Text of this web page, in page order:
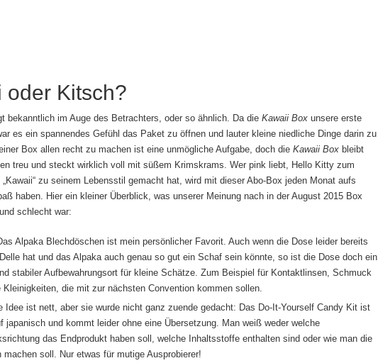
oder Kitsch?
bekanntlich im Auge des Betrachters, oder so ähnlich. Da die Kawaii Boxunsere erste
es ein spannendes Gefühl das Paket zu öffnen und lauter kleine niedliche Dinge darin zu
Box allen recht zu machen ist eine unmögliche Aufgabe, doch die Kawaii Boxbleibt
treu und steckt wirklich voll mit süßem Krimskrams. Wer pink liebt, Hello Kitty zum
„Kawaii“ zu seinem Lebensstil gemacht hat, wird mit dieser Abo-Box jeden Monat aufs
haben. Hier ein kleiner Überblick, was unserer Meinung nach in der August 2015 Box
schlecht war:
Alpaka Blechdöschen ist mein persönlicher Favorit. Auch wenn die Dose leider bereits
hat und das Alpaka auch genau so gut ein Schaf sein könnte, so ist die Dose doch ein
stabiler Aufbewahrungsort für kleine Schätze. Zum Beispiel für Kontaktlinsen, Schmuck
Kleinigkeiten, die mit zur nächsten Convention kommen sollen.
Idee ist nett, aber sie wurde nicht ganz zuende gedacht: Das Do-It-Yourself Candy Kit ist
japanisch und kommt leider ohne eine Übersetzung. Man weiß weder welche
das Endprodukt haben soll, welche Inhaltsstoffe enthalten sind oder wie man die
machen soll. Nur etwas für mutige Ausprobierer!